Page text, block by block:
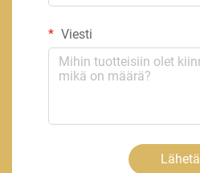
Viesti
Lähetä